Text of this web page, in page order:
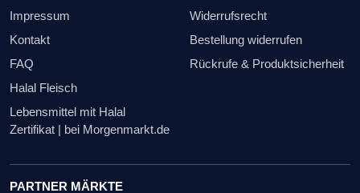
Impressum
Kontakt
FAQ
Halal Fleisch
Lebensmittel mit Halal
Zertifikat | bei Morgenmarkt.de
Widerrufsrecht
Bestellung widerrufen
Rückrufe & Produktsicherheit
PARTNER MÄRKTE